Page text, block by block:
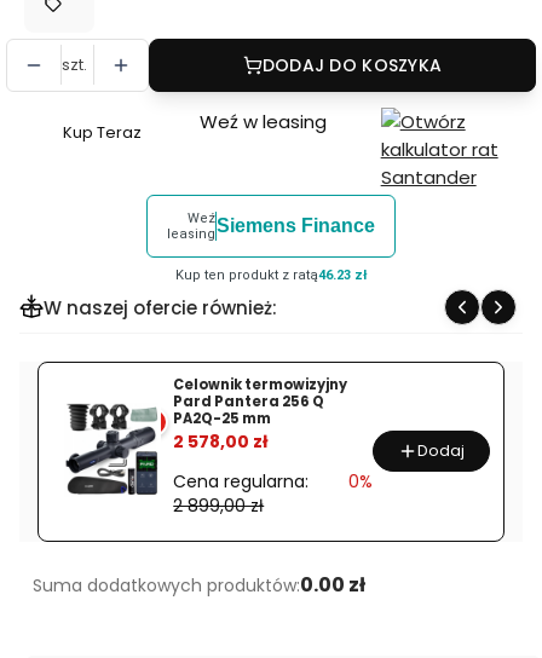
szt. DODAJ DO KOSZYKA
Szybki
Delta
2,5-
15x56
SF
4A
2453
Kup Teraz Weź w leasing
Weź
leasingSiemens Finance
Kup ten produkt z ratą46.23 zł
W naszej ofercie również:
%
Celownik termowizyjny
Pard Pantera 256 Q
PA2Q-25 mm
2 578,00 zł
Cena regularna:
2 899,00 zł
0%
Dodaj
Suma dodatkowych produktów:0.00 zł